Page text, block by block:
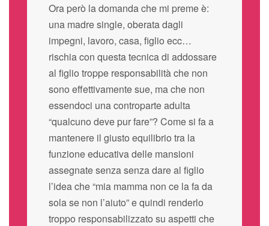
Ora però la domanda che mi preme è:
una madre single, oberata dagli
impegni, lavoro, casa, figlio ecc…
rischia con questa tecnica di addossare
al figlio troppe responsabilità che non
sono effettivamente sue, ma che non
essendoci una controparte adulta
“qualcuno deve pur fare”? Come si fa a
mantenere il giusto equilibrio tra la
funzione educativa delle mansioni
assegnate senza senza dare al figlio
l’idea che “mia mamma non ce la fa da
sola se non l’aiuto” e quindi renderlo
troppo responsabilizzato su aspetti che